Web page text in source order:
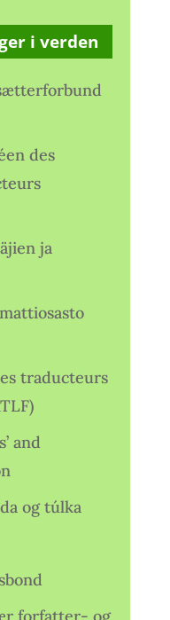
i verden
des
ja
traducteurs
and
og túlka